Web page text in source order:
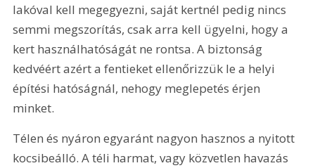
lakóval kell megegyezni, saját kertnél pedig nincs
semmi megszorítás, csak arra kell ügyelni, hogy a
kert használhatóságát ne rontsa. A biztonság
kedvéért azért a fentieket ellenőrizzük le a helyi
építési hatóságnál, nehogy meglepetés érjen
minket.
Télen és nyáron egyaránt nagyon hasznos a nyitott
kocsibeálló. A téli harmat, vagy közvetlen havazás